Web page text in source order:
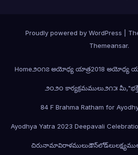
Proudly powered by WordPress
Themeansar.
Home౨౦౧౭ అయోధ్య యాత్ర2018 అయోధ్య
౨౦౨౦ కార్యక్రమములు౨౧౫
84 F Brahma Ratham for
Ayodhya Yatra 2023 Deepavali
చిరునామావిరాళములుడౌన్‌లోడ్‌లు